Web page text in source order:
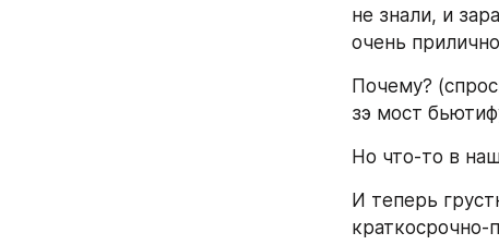
не знали, и
очень
Почему?
зэ мост
Но что-то в
И теперь
краткосрочно-